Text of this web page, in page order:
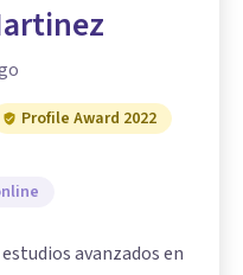
Profile Award 2022
avanzados en